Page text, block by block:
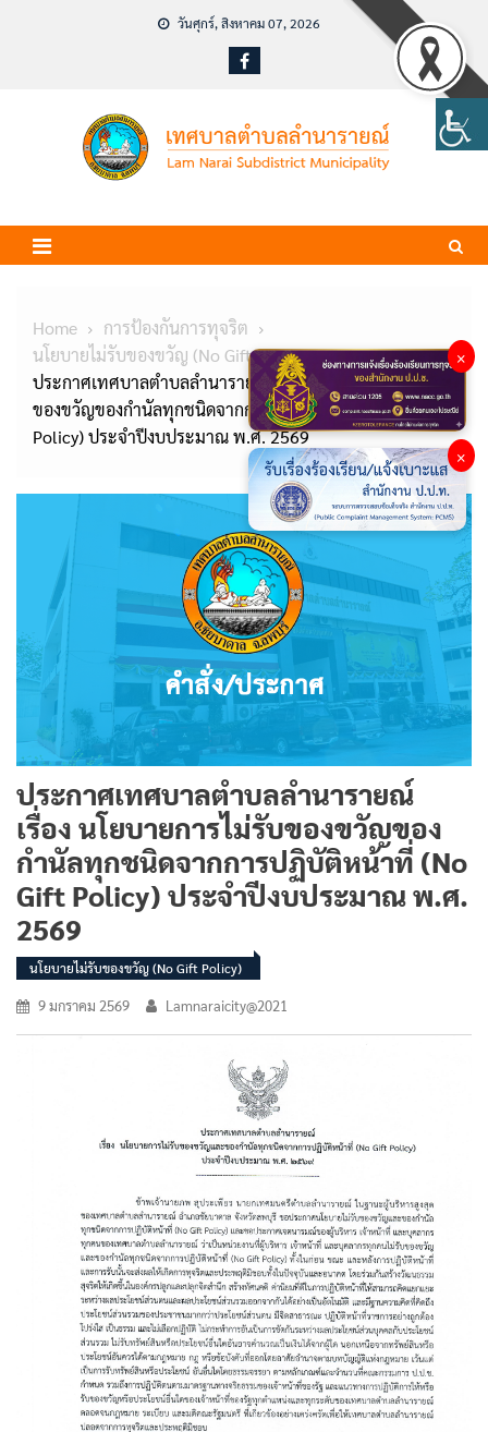
วันศุกร์, สิงหาคม 07, 2026
Home
การป้องกันการทุจริต
นโยบายไม่รับของขวัญ (No Gift Policy)
ประกาศเทศบาลตำบลลำนารายณ์ เรื่อง นโยบายการไม่รับ
ของขวัญของกำนัลทุกชนิดจากการปฏิบัติหน้าที่ (No Gift
Policy) ประจำปีงบประมาณ พ.ศ. 2569
ประกาศเทศบาลตำบลลำนารายณ์
เรื่อง นโยบายการไม่รับของขวัญของ
กำนัลทุกชนิดจากการปฏิบัติหน้าที่ (No
Gift Policy) ประจำปีงบประมาณ พ.ศ.
2569
นโยบายไม่รับของขวัญ (No Gift Policy)
9 มกราคม 2569 Lamnaraicity@2021
×
×